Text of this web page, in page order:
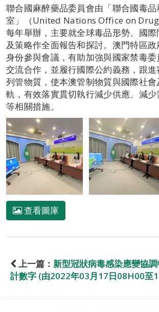
聯合國麻醉藥品委員會由「聯合國毒
室」（United Nations Office on
每年舉辦，主要就全球毒品形勢、國
及策略作全面報告和探討。澳門特區
身份參與會議，有助加強與國家禁毒
交流合作，並履行國際公約義務，跟
列管物質，使本澳管制物質與國際社
軌，有效落實貫切執行減少供應、減
等相關措施。
查看圖庫
上一篇： 新型冠狀病毒感染應變協
計數字 (由2022年03月17日08H00至